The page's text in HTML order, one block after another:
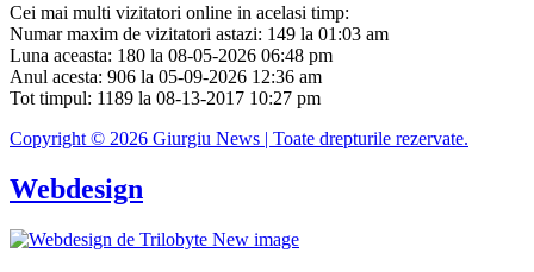
Cei mai multi vizitatori online in acelasi timp:
Numar maxim de vizitatori astazi: 149 la 01:03 am
Luna aceasta: 180 la 08-05-2026 06:48 pm
Anul acesta: 906 la 05-09-2026 12:36 am
Tot timpul: 1189 la 08-13-2017 10:27 pm
Copyright © 2026 Giurgiu News | Toate drepturile rezervate.
Webdesign